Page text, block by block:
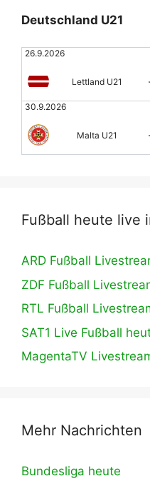
Deutschland U21
26.9.2026
Lettland U21
30.9.2026
Malta U21
Fußball heute live
ARD Fußball
ZDF Fußball
RTL Fußball
SAT1 Live Fußball
MagentaTV
Mehr Nachrichten
Bundesliga heute